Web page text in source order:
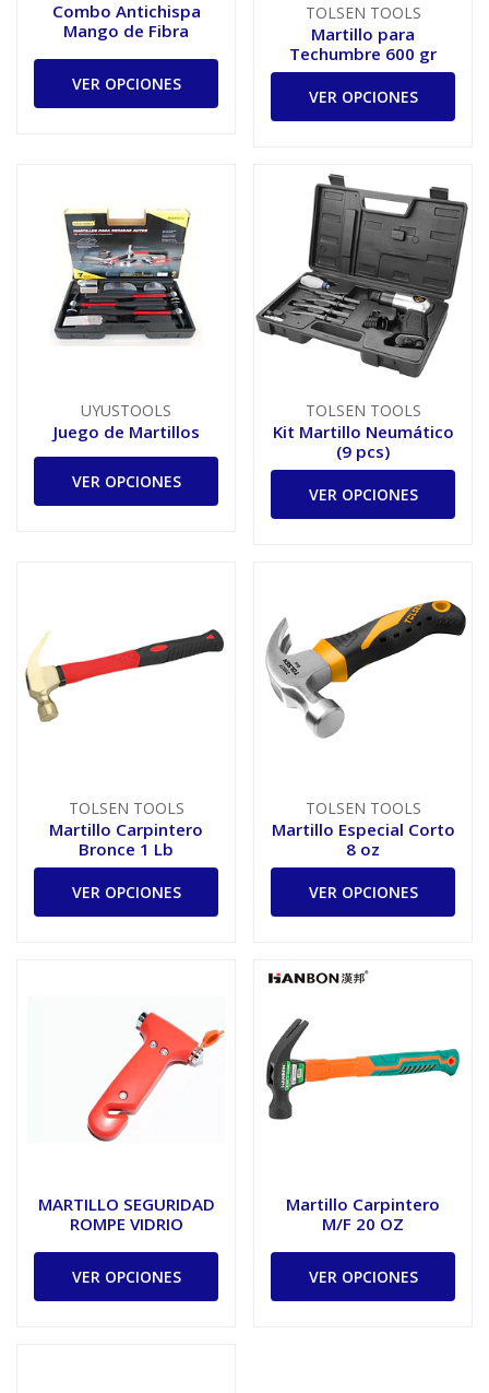
Combo Antichispa
Mango de Fibra
VER OPCIONES
TOLSEN TOOLS
Martillo para
Techumbre 600 gr
VER OPCIONES
UYUSTOOLS
Juego de Martillos
VER OPCIONES
TOLSEN TOOLS
Kit Martillo Neumático
(9 pcs)
VER OPCIONES
TOLSEN TOOLS
Martillo Carpintero
Bronce 1 Lb
VER OPCIONES
TOLSEN TOOLS
Martillo Especial Corto
8 oz
VER OPCIONES
MARTILLO SEGURIDAD
ROMPE VIDRIO
VER OPCIONES
Martillo Carpintero
M/F 20 OZ
VER OPCIONES